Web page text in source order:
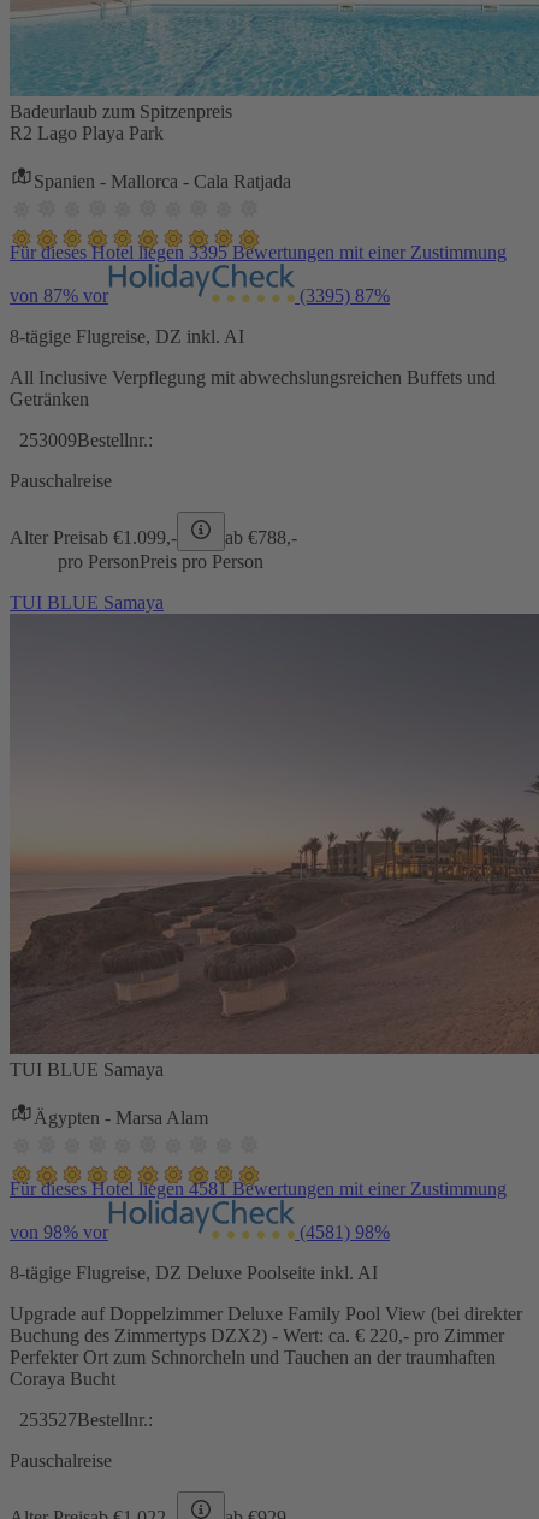
Badeurlaub zum Spitzenpreis
R2 Lago Playa Park
Spanien - Mallorca - Cala Ratjada
Für dieses Hotel liegen 3395 Bewertungen mit einer Zustimmung
von 87% vor (3395) 87%
8-tägige Flugreise, DZ inkl. AI
All Inclusive Verpflegung mit abwechslungsreichen Buffets und
Getränken
253009Bestellnr.:
Pauschalreise
Alter Preisab €1.099,- ab €788,-
pro PersonPreis pro Person
TUI BLUE Samaya
TUI BLUE Samaya
Ägypten - Marsa Alam
Für dieses Hotel liegen 4581 Bewertungen mit einer Zustimmung
von 98% vor (4581) 98%
8-tägige Flugreise, DZ Deluxe Poolseite inkl. AI
Upgrade auf Doppelzimmer Deluxe Family Pool View (bei direkter
Buchung des Zimmertyps DZX2) - Wert: ca. € 220,- pro Zimmer
Perfekter Ort zum Schnorcheln und Tauchen an der traumhaften
Coraya Bucht
253527Bestellnr.:
Pauschalreise